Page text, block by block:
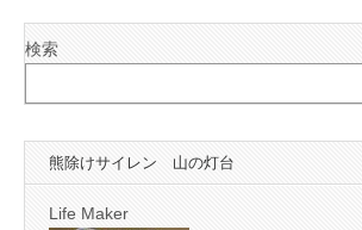
検索
熊除けサイレン 山の灯台
Life Maker